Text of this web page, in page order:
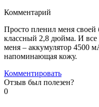
Комментарий
Просто пленил меня своей
классный 2,8 дюйма. И все
меня – аккумулятор 4500
напоминающая кожу.
Комментировать
Отзыв был полезен?
0